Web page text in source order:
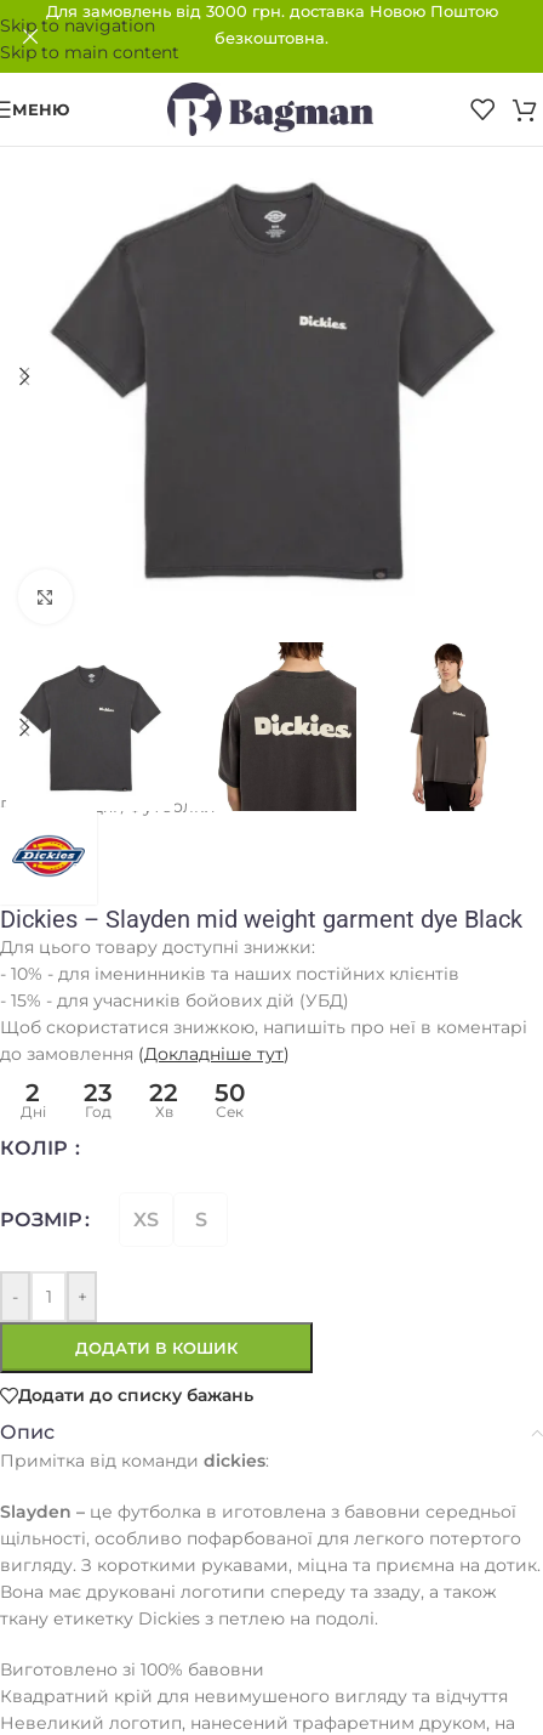
Skip to navigation
Skip to main content
Для замовлень від 3000 грн. доставка Новою Поштою
безкоштовна.
МЕНЮ
Головна Одяг / Футболки
Dickies – Slayden mid weight garment dye Black
Для цього товару доступні знижки:
- 10% - для іменинників та наших постійних клієнтів
- 15% - для учасників бойових дій (УБД)
Щоб скористатися знижкою, напишіть про неї в коментарі
до замовлення (Докладніше тут)
2
Дні
23
Год
22
Хв
49
Сек
КОЛІР
РОЗМІР XS S
- +
ДОДАТИ В КОШИК
Додати до списку бажань
Опис
Примітка від команди dickies:
Slayden – це футболка в иготовлена ​​з бавовни середньої
щільності, особливо пофарбованої для легкого потертого
вигляду. З короткими рукавами, міцна та приємна на дотик.
Вона має друковані логотипи спереду та ззаду, а також
ткану етикетку Dickies з петлею на подолі.
Виготовлено зі 100% бавовни
Квадратний крій для невимушеного вигляду та відчуття
Невеликий логотип, нанесений трафаретним друком, на